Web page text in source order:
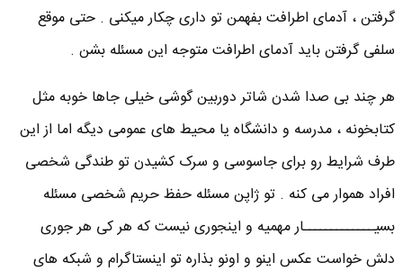
گرفتن ، آدمای اطرافت بفهمن تو داری چکار میکنی . حتی موقع
سلفی گرفتن باید آدمای اطرافت متوجه این مسئله بشن .
هر چند بی صدا شدن شاتر دوربین گوشی خیلی جاها خوبه مثل
کتابخونه ، مدرسه و دانشگاه یا محیط های عمومی دیگه اما از این
طرف شرایط رو برای جاسوسی و سرک کشیدن تو طندگی شخصی
افراد هموار می کنه . تو ژاپن مسئله حفظ حریم شخصی مسئله
بسیـــــــــــــار مهمیه و اینجوری نیست که هر کی هر جوری
دلش خواست عکس اینو و اونو بذاره تو اینستاگرام و شبکه های